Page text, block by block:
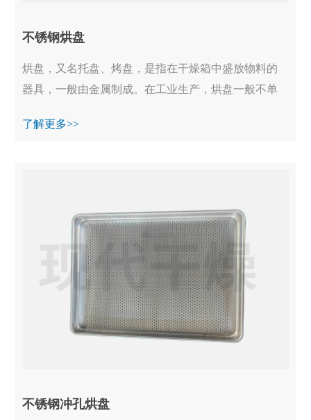
不锈钢烘盘
烘盘，又名托盘、烤盘，是指在干燥箱中盛放物料的
器具，一般由金属制成。在工业生产，烘盘一般不单
作...
了解更多>>
不锈钢冲孔烘盘